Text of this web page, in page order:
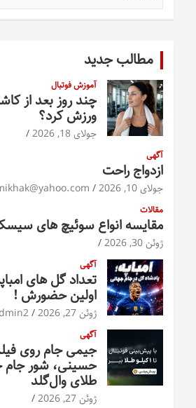
مطالب جدید
آموزش فوتبال
چند روز بعد از
ورزش کرد؟
جولای 18, 2026
آگهی
ازدواج راحت
جولای 10, 2026
مقالات
مقایسه انواع سوئیچ های سیسکو
ژوئن 30, 2026
آگهی
تعداد گل های
اولین حضورش !
ژوئن 27, 2026
آگهی
جیمی جام روی
حسینی، شور جام
طلای وال‌گلد
ژوئن 27, 2026